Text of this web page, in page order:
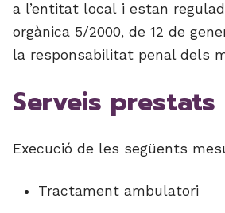
a l’entitat local i estan
orgànica 5/2000, de 12 de
la responsabilitat penal dels
Serveis prestats
Execució de les següents
Tractament ambulatori